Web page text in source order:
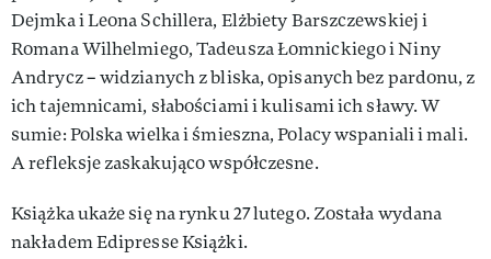
Dejmka i Leona Schillera, Elżbiety Barszczewskiej i
Romana Wilhelmiego, Tadeusza Łomnickiego i Niny
Andrycz – widzianych z bliska, opisanych bez pardonu, z
ich tajemnicami, słabościami i kulisami ich sławy. W
sumie: Polska wielka i śmieszna, Polacy wspaniali i mali.
A refleksje zaskakująco współczesne.
Książka ukaże się na rynku 27 lutego. Została wydana
nakładem Edipresse Książki.